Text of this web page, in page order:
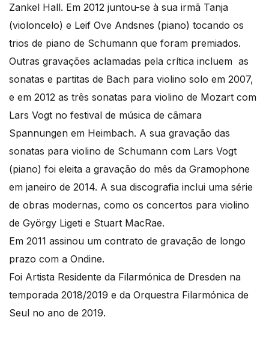
Zankel Hall. Em 2012 juntou-se à sua irmã Tanja
(violoncelo) e Leif Ove Andsnes (piano) tocando os
trios de piano de Schumann que foram premiados.
Outras gravações aclamadas pela crítica incluem as
sonatas e partitas de Bach para violino solo em 2007,
e em 2012 as três sonatas para violino de Mozart com
Lars Vogt no festival de música de câmara
Spannungen em Heimbach. A sua gravação das
sonatas para violino de Schumann com Lars Vogt
(piano) foi eleita a gravação do mês da Gramophone
em janeiro de 2014. A sua discografia inclui uma série
de obras modernas, como os concertos para violino
de György Ligeti e Stuart MacRae.
Em 2011 assinou um contrato de gravação de longo
prazo com a Ondine.
Foi Artista Residente da Filarmónica de Dresden na
temporada 2018/2019 e da Orquestra Filarmónica de
Seul no ano de 2019.